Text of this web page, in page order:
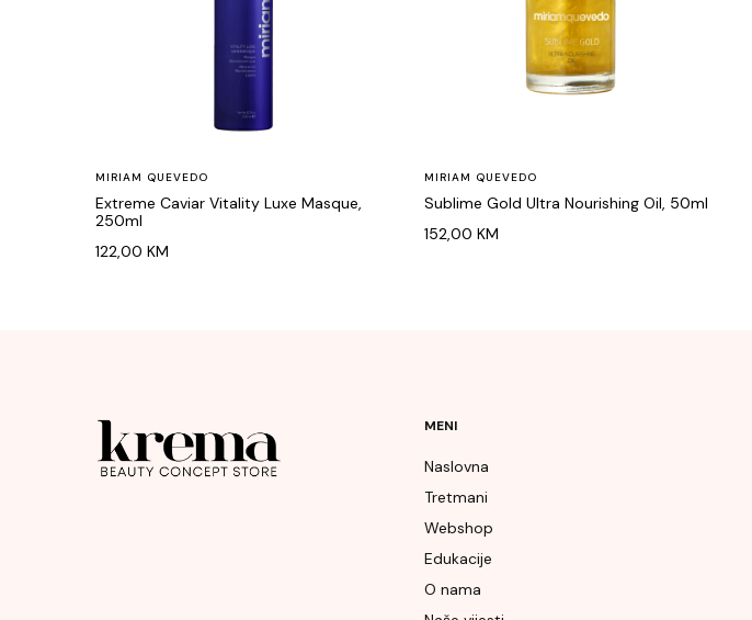
MIRIAM QUEVEDO
Extreme Caviar Vitality Luxe Masque,
250ml
122,00 KM
MIRIAM QUEVEDO
Sublime Gold Ultra Nourishing Oil, 50ml
152,00 KM
MENI
Naslovna
Tretmani
Webshop
Edukacije
O nama